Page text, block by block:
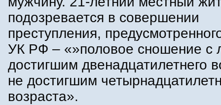
подозревается в совершении
преступления,
УК РФ – «»половое сношение с
достигшим двенадцатилетнего
не достигшим
возраста».